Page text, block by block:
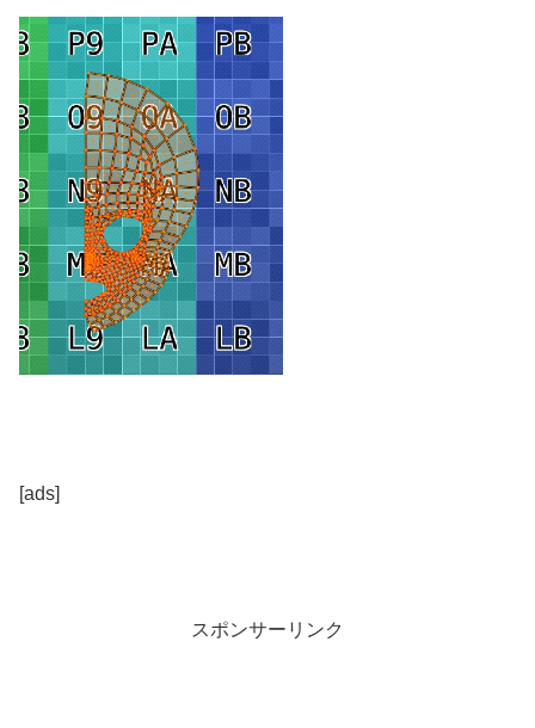
[ads]
スポンサーリンク